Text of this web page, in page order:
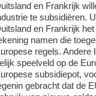
en Frankrijk
te subsidiëren.
en Frankrijk
namen die
regels. Andere
speelveld op de
subsidiepot,
gebracht dat de